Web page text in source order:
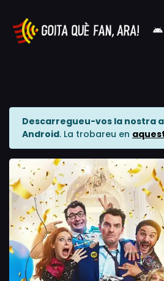
Descarregueu-vos la nostra
Android. La trobareu en